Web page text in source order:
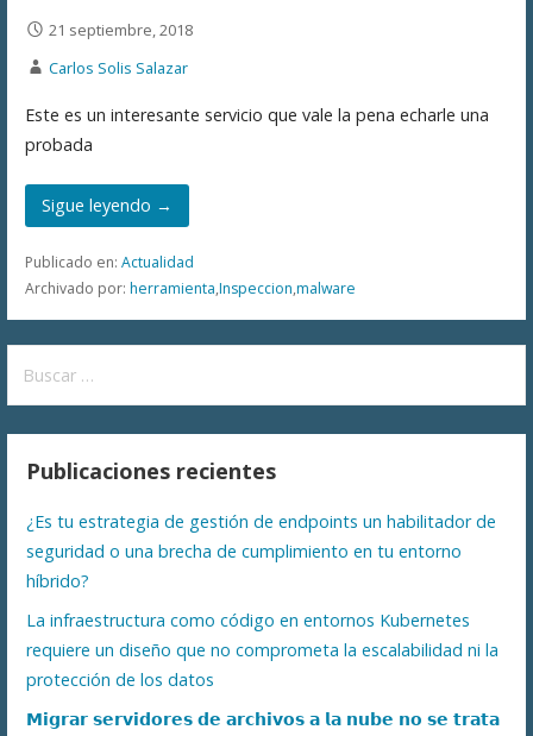
21 septiembre, 2018
Carlos Solis Salazar
Este es un interesante servicio que vale la pena echarle una
probada
Sigue leyendo →
Publicado en: Actualidad
Archivado por: herramienta,Inspeccion,malware
Publicaciones recientes
¿Es tu estrategia de gestión de endpoints un habilitador de
seguridad o una brecha de cumplimiento en tu entorno
híbrido?
La infraestructura como código en entornos Kubernetes
requiere un diseño que no comprometa la escalabilidad ni la
protección de los datos
𝗠𝗶𝗴𝗿𝗮𝗿 𝘀𝗲𝗿𝘃𝗶𝗱𝗼𝗿𝗲𝘀 𝗱𝗲 𝗮𝗿𝗰𝗵𝗶𝘃𝗼𝘀 𝗮 𝗹𝗮 𝗻𝘂𝗯𝗲 𝗻𝗼 𝘀𝗲 𝘁𝗿𝗮𝘁𝗮